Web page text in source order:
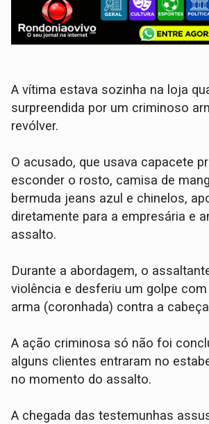
​A vítima estava sozinha na loja
surpreendida por um criminoso
revólver.
O acusado, que usava capacete
esconder o rosto, camisa de
bermuda jeans azul e chinelos,
diretamente para a empresária e
assalto.
​Durante a abordagem, o
violência e desferiu um golpe
arma (coronhada) contra a
​A ação criminosa só não foi
alguns clientes entraram no
no momento do assalto.
A chegada das testemunhas